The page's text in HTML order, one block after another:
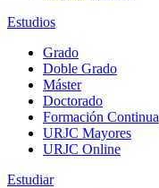
Estudios
Grado
Doble Grado
Máster
Doctorado
Formación Continua
URJC Mayores
URJC Online
Estudiar